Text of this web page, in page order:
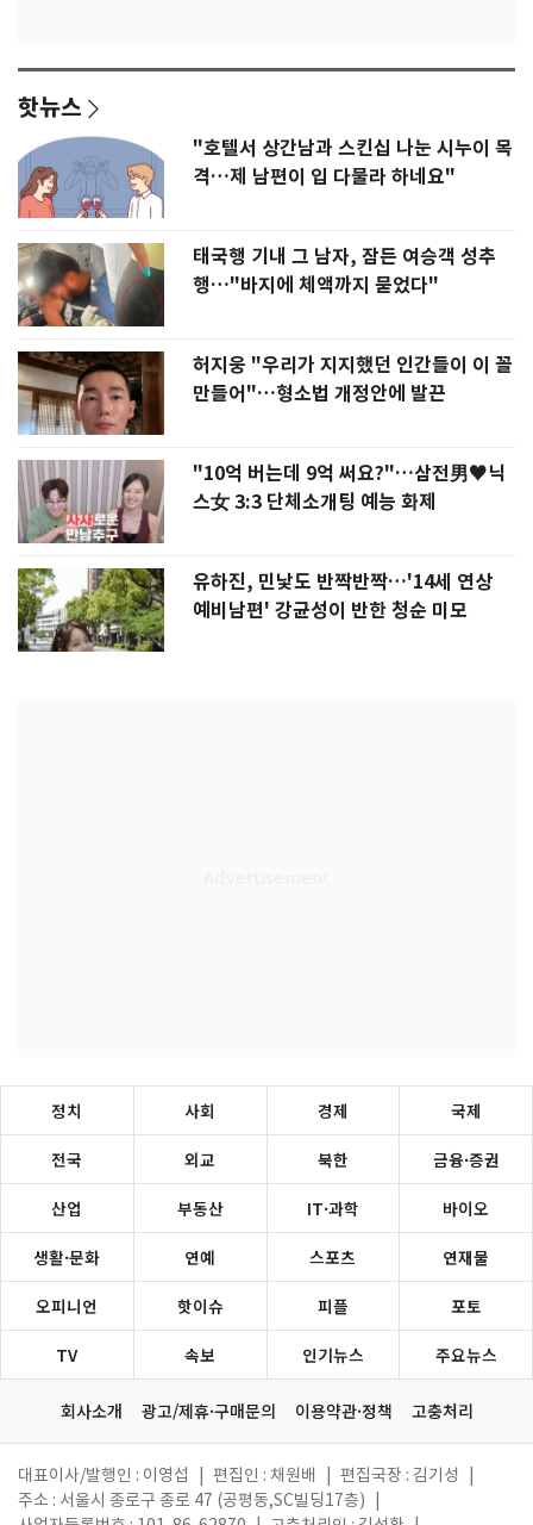
핫뉴스
"호텔서 상간남과 스킨십 나눈 시누이 목
격…제 남편이 입 다물라 하네요"
태국행 기내 그 남자, 잠든 여승객 성추
행…"바지에 체액까지 묻었다"
허지웅 "우리가 지지했던 인간들이 이 꼴
만들어"…형소법 개정안에 발끈
"10억 버는데 9억 써요?"…삼전男♥닉
스女 3:3 단체소개팅 예능 화제
유하진, 민낯도 반짝반짝…'14세 연상
예비남편' 강균성이 반한 청순 미모
정치 사회 경제 국제
전국 외교 북한 금융·증권
산업 부동산 IT·과학 바이오
생활·문화 연예 스포츠 연재물
오피니언 핫이슈 피플 포토
TV 속보 인기뉴스 주요뉴스
회사소개 광고/제휴·구매문의 이용약관·정책 고충처리
대표이사/발행인 : 이영섭 편집인 : 채원배 편집국장 : 김기성
주소 : 서울시 종로구 종로 47 (공평동,SC빌딩17층)